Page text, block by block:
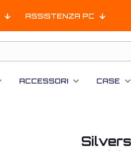
ASSISTENZA PC
ACCESSORI CASE